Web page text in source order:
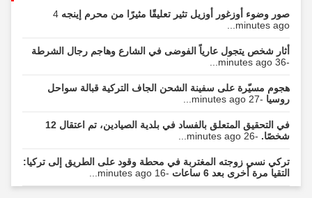
صور وضوء أوزغور أوزيل تثير تعليقًا مثيرًا من محرم إينجه4
minutes ago...
أثار شخص يتجول عارياً الفوضى في الشارع وهاجم رجال الشرطة
هجوم مسيّرة على سفينة الشحن الجاف التركية قبالة سواحل
روسيا-27 minutes ago...
في التحقيق المتعلق بالفساد في بلدية الصيادين، تم اعتقال 12
شخصًا.-26 minutes ago...
تركي نسي زوجته المغتربة في محطة وقود على الطريق إلى تركيا:
التقيا مرة أخرى بعد 6 ساعات
-16 minutes ago...